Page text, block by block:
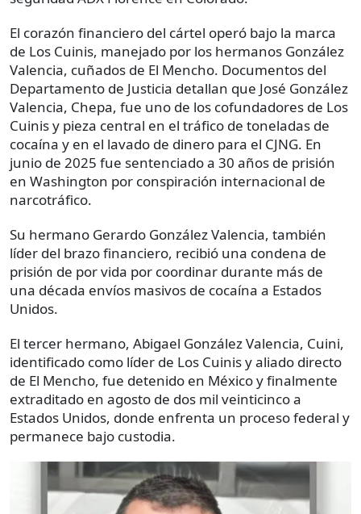
El corazón financiero del cártel operó bajo la marca
de Los Cuinis, manejado por los hermanos González
Valencia, cuñados de El Mencho. Documentos del
Departamento de Justicia detallan que José González
Valencia, Chepa, fue uno de los cofundadores de Los
Cuinis y pieza central en el tráfico de toneladas de
cocaína y en el lavado de dinero para el CJNG. En
junio de 2025 fue sentenciado a 30 años de prisión
en Washington por conspiración internacional de
narcotráfico.
Su hermano Gerardo González Valencia, también
líder del brazo financiero, recibió una condena de
prisión de por vida por coordinar durante más de
una década envíos masivos de cocaína a Estados
Unidos.
El tercer hermano, Abigael González Valencia, Cuini,
identificado como líder de Los Cuinis y aliado directo
de El Mencho, fue detenido en México y finalmente
extraditado en agosto de dos mil veinticinco a
Estados Unidos, donde enfrenta un proceso federal y
permanece bajo custodia.